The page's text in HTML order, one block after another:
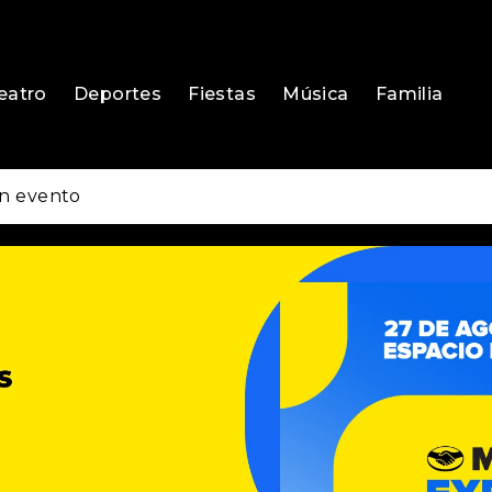
Deportes Fiestas Música Familia
evento